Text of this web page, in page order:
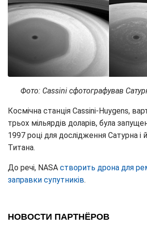
Фото: Cassini сфотографував
Космічна станція Cassini-Huygens,
трьох мільярдів доларів, була
1997 році для дослідження Сатурна і
Титана.
До речі, NASA створить дрона для
заправки супутників.